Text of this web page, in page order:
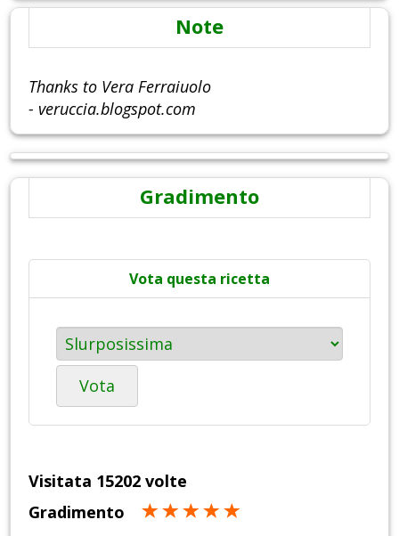
Note
Thanks to Vera Ferraiuolo
- veruccia.blogspot.com
Gradimento
Vota questa ricetta
Vota
Visitata 15202 volte
Gradimento